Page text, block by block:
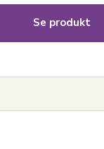
Se produkt